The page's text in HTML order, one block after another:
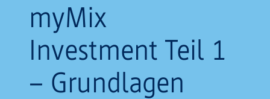
myMix
Investment Teil 1
– Grundlagen